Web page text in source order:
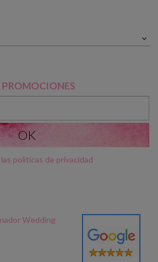

PROMOCIONES
las políticas de privacidad